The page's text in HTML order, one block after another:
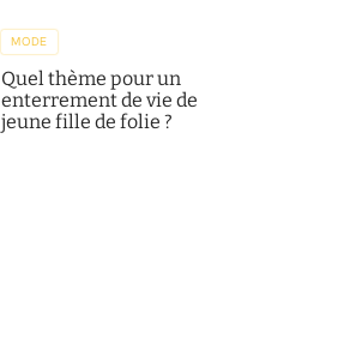
MODE
Quel thème pour un
enterrement de vie de
jeune fille de folie ?